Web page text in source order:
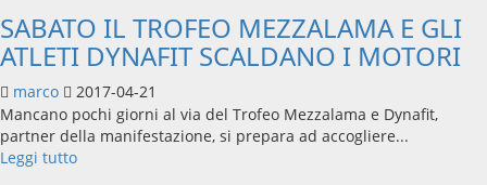
SABATO IL TROFEO MEZZALAMA E GLI
ATLETI DYNAFIT SCALDANO I MOTORI
marco
2017-04-21
Mancano pochi giorni al via del Trofeo Mezzalama e Dynafit,
partner della manifestazione, si prepara ad accogliere...
Leggi tuttoLeggi